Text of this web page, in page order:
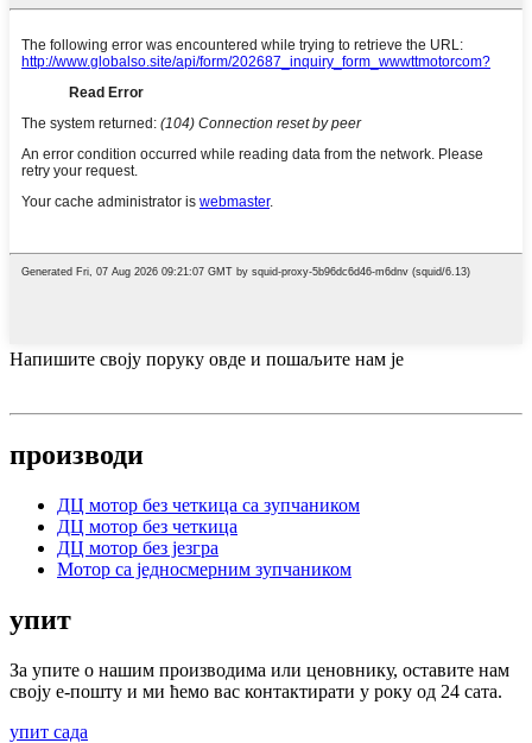
Напишите своју поруку овде и пошаљите нам је
производи
ДЦ мотор без четкица са зупчаником
ДЦ мотор без четкица
ДЦ мотор без језгра
Мотор са једносмерним зупчаником
упит
За упите о нашим производима или ценовнику, оставите нам
своју е-пошту и ми ћемо вас контактирати у року од 24 сата.
упит сада